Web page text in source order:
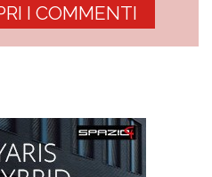
I COMMENTI